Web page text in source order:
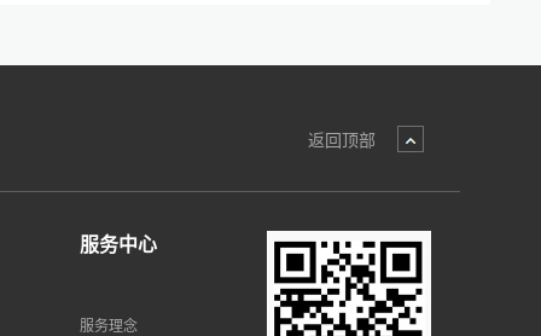
返回顶部
服务中心
服务理念